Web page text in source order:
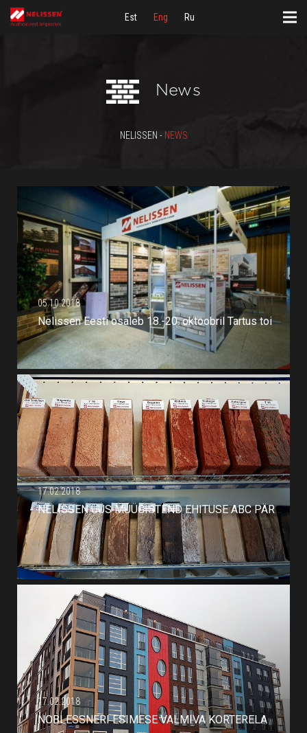
Est Eng Ru
News
NELISSEN - NEWS
Nelissen Eesti osaleb 18.-20. oktoobril Tartus toimuval messil Ehitus ja Sisustus 2018.
05.10.2018
NELISSEN UUS MÜÜGISTEND EHITUSE ABC PÄRNU KAUPLUSES
17.02.2018
NOBLESSNERI ESIMESE VALMIVA KORTERELAMU
17.02.2018